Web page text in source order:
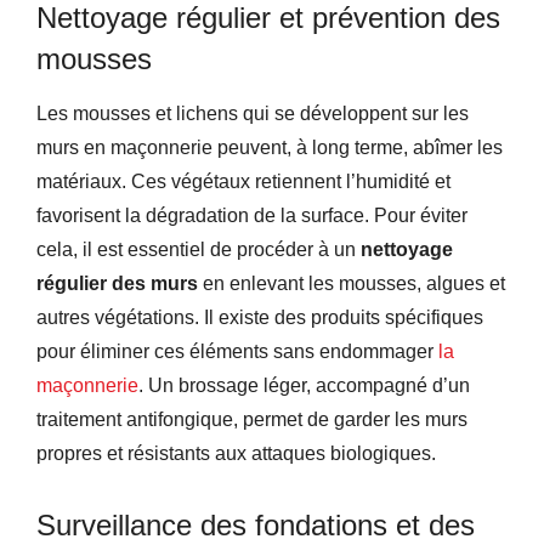
Nettoyage régulier et prévention des
mousses
Les mousses et lichens qui se développent sur les
murs en maçonnerie peuvent, à long terme, abîmer les
matériaux. Ces végétaux retiennent l’humidité et
favorisent la dégradation de la surface. Pour éviter
cela, il est essentiel de procéder à un nettoyage
régulier des murs en enlevant les mousses, algues et
autres végétations. Il existe des produits spécifiques
pour éliminer ces éléments sans endommager la
maçonnerie. Un brossage léger, accompagné d’un
traitement antifongique, permet de garder les murs
propres et résistants aux attaques biologiques.
Surveillance des fondations et des